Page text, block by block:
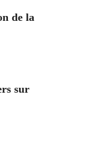
de la
sur